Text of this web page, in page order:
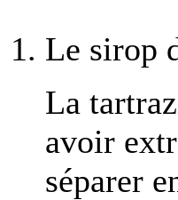
Le sirop
La
avoir
séparer